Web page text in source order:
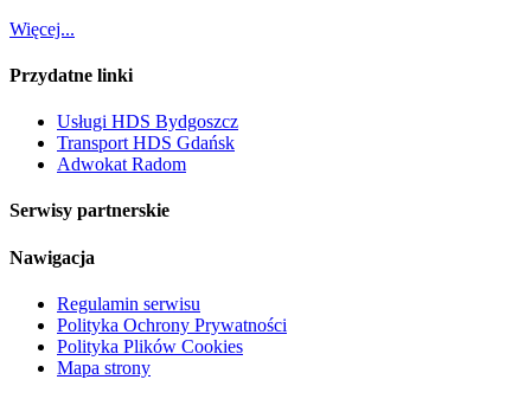
Więcej...
Przydatne linki
Usługi HDS Bydgoszcz
Transport HDS Gdańsk
Adwokat Radom
Serwisy partnerskie
Nawigacja
Regulamin serwisu
Polityka Ochrony Prywatności
Polityka Plików Cookies
Mapa strony